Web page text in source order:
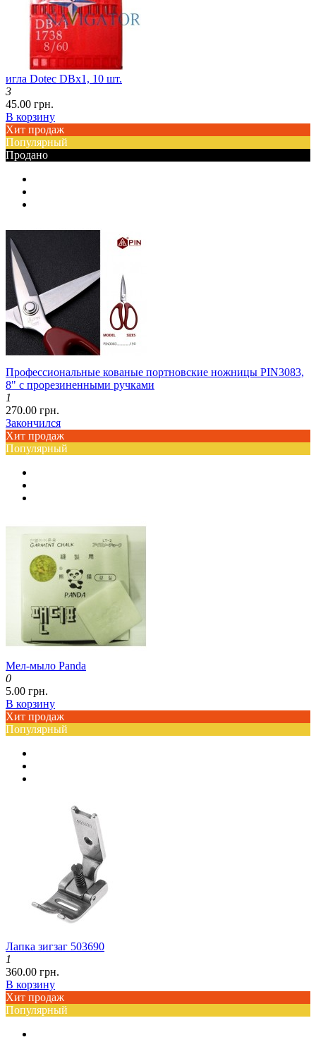
игла Dotec DBx1, 10 шт.
3
45.00 грн.
В корзину
Хит продаж
Популярный
Продано
Профессиональные кованые портновские ножницы PIN3083,
8" с прорезиненными ручками
1
270.00 грн.
Закончился
Хит продаж
Популярный
Мел-мыло Panda
0
5.00 грн.
В корзину
Хит продаж
Популярный
Лапка зигзаг 503690
1
360.00 грн.
В корзину
Хит продаж
Популярный